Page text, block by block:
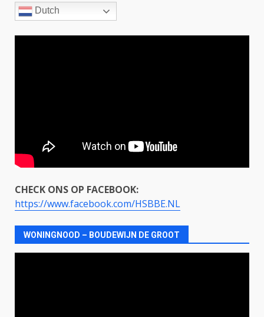
Dutch
CHECK ONS OP FACEBOOK:
https://www.facebook.com/HSBBE.NL
WONINGNOOD – BOUDEWIJN DE GROOT